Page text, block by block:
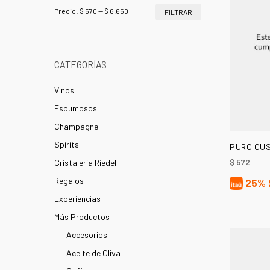
FILTRAR
Precio: $ 570 — $ 6.650
CATEGORÍAS
Vinos
Espumosos
Champagne
Spirits
Cristalería Riedel
Regalos
Experiencias
Más Productos
Accesorios
Aceite de Oliva
PURO
$ 572
25%